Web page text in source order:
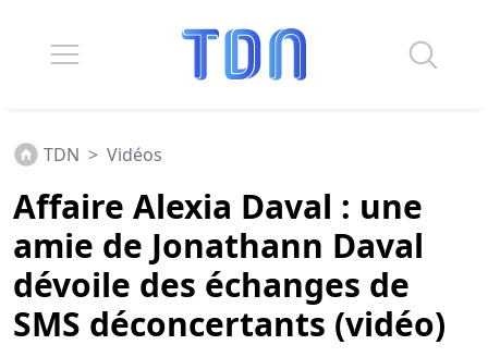
TDN > Vidéos
Affaire Alexia Daval : une
amie de Jonathann Daval
dévoile des échanges de
SMS déconcertants (vidéo)